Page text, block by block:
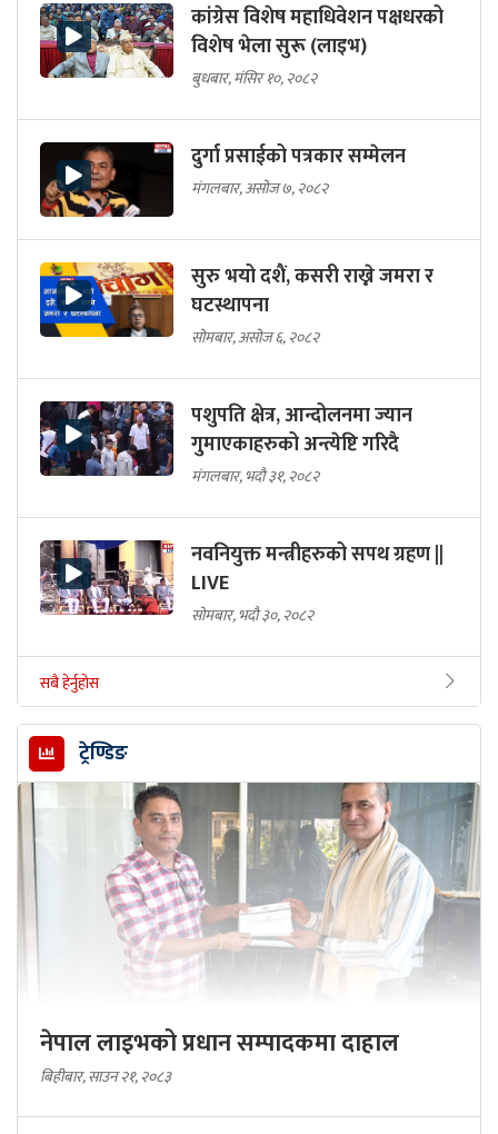
कांग्रेस विशेष महाधिवेशन पक्षधरको
विशेष भेला सुरू (लाइभ)
बुधबार, मंसिर १०, २०८२
दुर्गा प्रसाईको पत्रकार सम्मेलन
मंगलबार, असोज ७, २०८२
सुरु भयो दशैं, कसरी राख्ने जमरा र
घटस्थापना
सोमबार, असोज ६, २०८२
पशुपति क्षेत्र, आन्दोलनमा ज्यान
गुमाएकाहरुको अन्त्येष्टि गरिदै
मंगलबार, भदौ ३१, २०८२
नवनियुक्त मन्त्रीहरुको सपथ ग्रहण ||
LIVE
सोमबार, भदौ ३०, २०८२
सबै हेर्नुहोस
ट्रेण्डिङ
नेपाल लाइभको प्रधान सम्पादकमा दाहाल
बिहीबार, साउन २१, २०८३